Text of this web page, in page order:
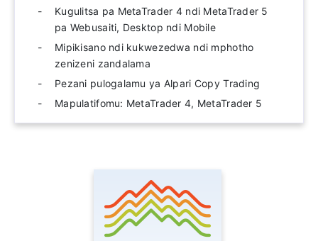
Kugulitsa pa MetaTrader 4 ndi MetaTrader 5
pa Webusaiti, Desktop ndi Mobile
Mipikisano ndi kukwezedwa ndi mphotho
zenizeni zandalama
Pezani pulogalamu ya Alpari Copy Trading
Mapulatifomu: MetaTrader 4, MetaTrader 5